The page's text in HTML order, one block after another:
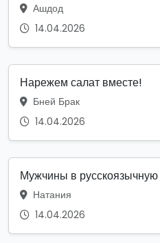
Ашдод
14.04.2026
Нарежем салат вместе!
Бней Брак
14.04.2026
Мужчины в
Натания
14.04.2026